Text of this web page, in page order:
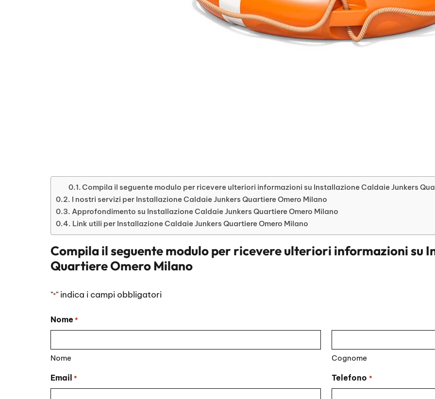
Compila il seguente modulo per ricevere ulteriori informazioni su Installazione Caldaie Junkers
I nostri servizi per Installazione Caldaie Junkers Quartiere Omero Milano
Approfondimento su Installazione Caldaie Junkers Quartiere Omero Milano
Link utili per Installazione Caldaie Junkers Quartiere Omero Milano
Compila il seguente modulo per ricevere ulteriori informazioni su
Quartiere Omero Milano
"*" indica i campi obbligatori
Nome *
Nome Cognome
Email * Telefono *